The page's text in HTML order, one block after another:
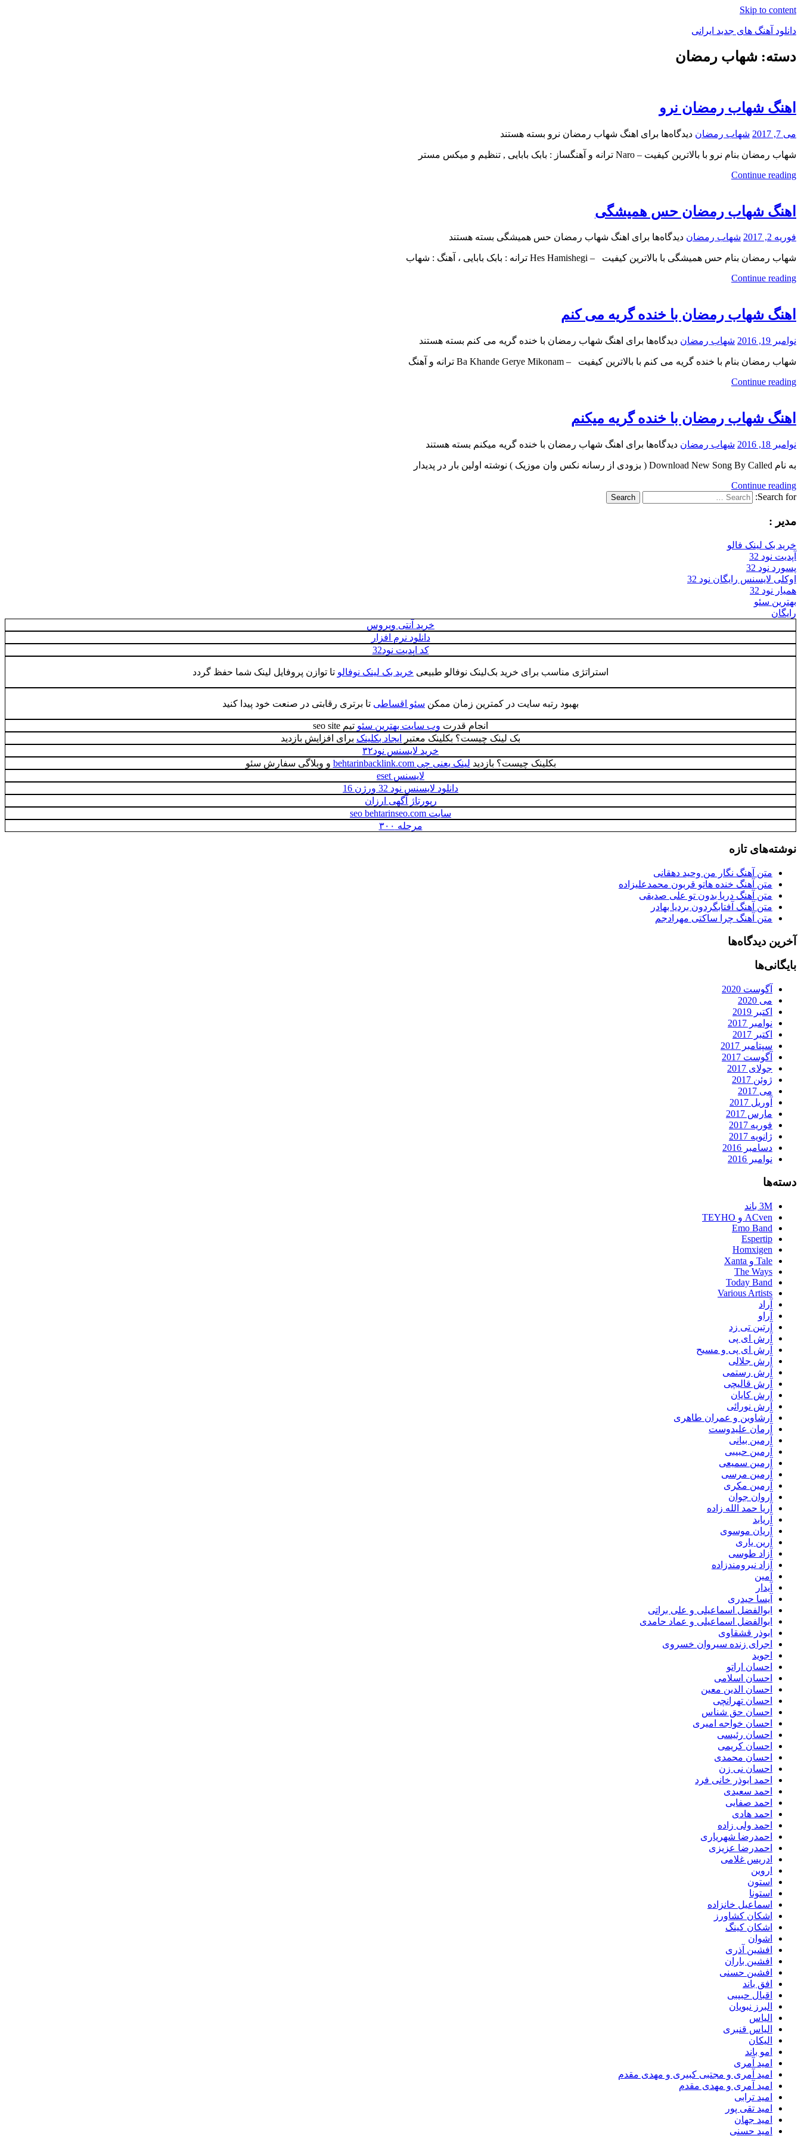
Skip to content
دانلود آهنگ های جدید ایرانی
دانلود
دسته: شهاب رمضان
اهنگ شهاب رمضان نرو
می 7, 2017 شهاب رمضان دیدگاه‌ها برای اهنگ شهاب رمضان نرو بسته هستند
شهاب رمضان بنام نرو با بالاترین کیفیت – Naro ترانه و آهنگساز : بابک بابایی , تنظیم و میکس مستر
Continue reading
اهنگ شهاب رمضان حس همیشگی
فوریه 2, 2017 شهاب رمضان دیدگاه‌ها برای اهنگ شهاب رمضان حس همیشگی بسته هستند
شهاب رمضان بنام حس همیشگی با بالاترین کیفیت – Hes Hamishegi ترانه : بابک بابایی ، آهنگ : شهاب
Continue reading
اهنگ شهاب رمضان با خنده گریه می کنم
نوامبر 19, 2016 شهاب رمضان دیدگاه‌ها برای اهنگ شهاب رمضان با خنده گریه می کنم بسته هستند
شهاب رمضان بنام با خنده گریه می کنم با بالاترین کیفیت – Ba Khande Gerye Mikonam ترانه و آهنگ
Continue reading
اهنگ شهاب رمضان با خنده گریه میکنم
نوامبر 18, 2016 شهاب رمضان دیدگاه‌ها برای اهنگ شهاب رمضان با خنده گریه میکنم بسته هستند
به نام Download New Song By Called ( بزودی از رسانه نکس وان موزیک ) نوشته اولین بار در پدیدار
Continue reading
Search for:
Search
مدیر :
خرید بک لینک فالو
آپدیت نود 32
پسورد نود 32
اوکلی لایسنس رایگان نود 32
همیار نود 32
بهترین سئو
رایگان
خرید آنتی ویروس
دانلود نرم افزار
کد اپدیت نود32
استراتژی مناسب برای خرید بک‌لینک نوفالو طبیعی خرید بک لینک نوفالو تا توازن پروفایل لینک شما حفظ گردد
بهبود رتبه سایت در کمترین زمان ممکن سئو اقساطی تا برتری رقابتی در صنعت خود پیدا کنید
انجام قدرت وب سایت بهترین سئو تیم seo site
بک لینک چیست؟ بکلینک معتبر
ایجاد بکلینک برای افزایش بازدید
خرید لایسنس نود۳۲
بکلینک چیست؟ بازدید لینک یعنی چی behtarinbacklink.com
و وبلاگی سفارش سئو
لایسنس eset
دانلود لایسنس نود 32 ورژن 16
رپورتاژ آگهی ارزان
سایت seo behtarinseo.com
مرحله ۳۰۰
نوشته‌های تازه
متن آهنگ نگار من وحید دهقانی
متن آهنگ خنده هاتو قربون محمدعلیزاده
متن آهنگ دریا بدون تو علی صدیقی
متن آهنگ آفتابگردون بردیا بهادر
متن آهنگ چرا ساکتی مهرادجم
آخرین دیدگاه‌ها
بایگانی‌ها
آگوست 2020
می 2020
اکتبر 2019
نوامبر 2017
اکتبر 2017
سپتامبر 2017
آگوست 2017
جولای 2017
ژوئن 2017
می 2017
آوریل 2017
مارس 2017
فوریه 2017
ژانویه 2017
دسامبر 2016
نوامبر 2016
دسته‌ها
3M باند
ACven و TEYHO
Emo Band
Espertip
Homxigen
Tale و Xanta
The Ways
Today Band
Various Artists
آراد
آراو
آرتین تی زد
آرش ای پی
آرش ای پی و مسیح
آرش جلالی
آرش رستمی
آرش قالیچی
آرش کایان
آرش نورائی
آرشاوین و عمران طاهری
آرمان علیدوست
آرمین بیانی
آرمین حبیبی
آرمین سمیعی
آرمین مرسی
آرمین مکری
آروان جوان
آریا حمد الله زاده
آریابد
آریان موسوی
آرین یاری
آزاد طوسی
آزاد نیرومندزاده
آمین
آیدار
آیسا حیدری
ابوالفضل اسماعیلی و علی براتی
ابوالفضل اسماعیلی و عماد حامدی
ابوذر قشقاوی
اجرای زنده سیروان خسروی
اجوید
احسان اراتو
احسان اسلامی
احسان الدین معین
احسان تهرانچی
احسان حق شناس
احسان خواجه امیری
احسان رئیسی
احسان کریمی
احسان محمدی
احسان نی زن
احمد ابوذر خانی فرد
احمد سعیدی
احمد صفایی
احمد هادی
احمد ولی زاده
احمدرضا شهریاری
احمدرضا عزیزی
ادریس غلامی
اروین
استون
استونا
اسماعیل خانزاده
اشکان کشاورز
اشکان کینگ
اشوان
افشین آذری
افشین باران
افشین حسنی
افق باند
اقبال حبیبی
البرز نبویان
الیاس
الیاس قنبرى
الیکان
امو باند
امید آمری
امید آمری و مجتبی کبیری و مهدى مقدم
امید آمری و مهدی مقدم
امید ترابی
امید تقی پور
امید جهان
امید حسنی